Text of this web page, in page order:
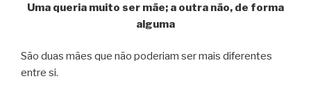
Uma queria muito ser mãe; a outra não, de forma
alguma
São duas mães que não poderiam ser mais diferentes
entre si.